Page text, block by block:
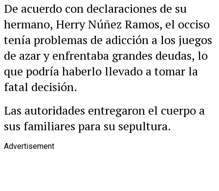
De acuerdo con declaraciones de su
hermano, Herry Núñez Ramos, el occiso
tenía problemas de adicción a los juegos
de azar y enfrentaba grandes deudas, lo
que podría haberlo llevado a tomar la
fatal decisión.
Las autoridades entregaron el cuerpo a
sus familiares para su sepultura.
Advertisement